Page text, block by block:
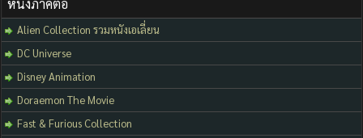
หนังภาคต่อ
Alien Collection รวมหนังเอเลี่ยน
DC Universe
Disney Animation
Doraemon The Movie
Fast & Furious Collection